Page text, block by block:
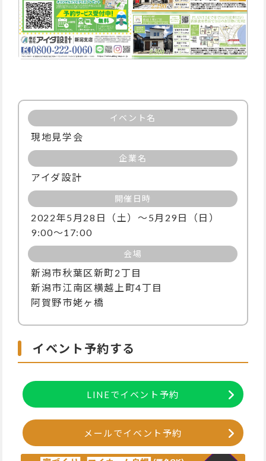
イベント名
現地見学会
企業名
アイダ設計
開催日時
2022年5月28日（土）〜5月29日（日）
9:00～17:00
会場
新潟市秋葉区新町2丁目
新潟市江南区横越上町4丁目
阿賀野市姥ヶ橋
イベント予約する
LINEでイベント予約
メールでイベント予約